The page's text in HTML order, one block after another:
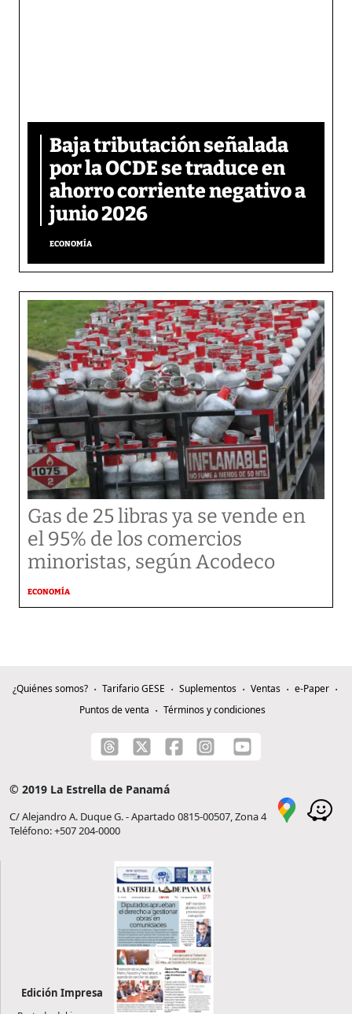
Baja tributación señalada
por la OCDE se traduce en
ahorro corriente negativo a
junio 2026
ECONOMÍA
Gas de 25 libras ya se vende en
el 95% de los comercios
minoristas, según Acodeco
ECONOMÍA
¿Quiénes somos? Tarifario GESE Suplementos Ventas
e-Paper
Puntos de venta
Términos y condiciones
© 2019 La Estrella de Panamá
C/ Alejandro A. Duque G. - Apartado 0815-00507, Zona 4
Teléfono: +507 204-0000
Edición Impresa